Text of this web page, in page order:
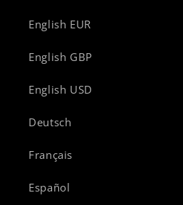
English EUR
English GBP
English USD
Deutsch
Français
Español